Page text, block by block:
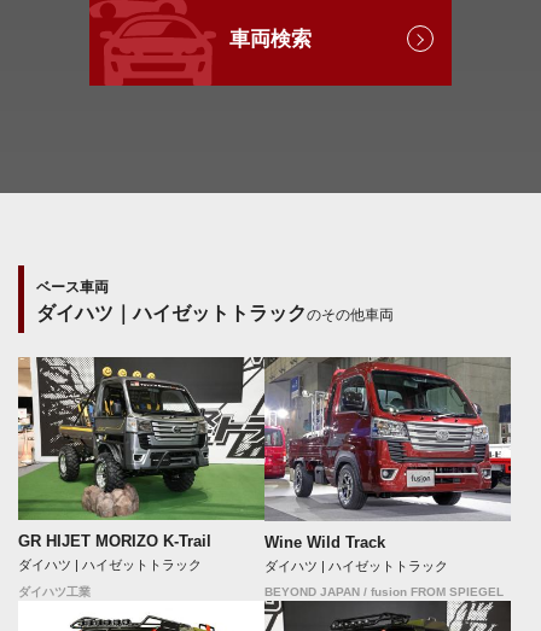
車両検索
ベース車両
ダイハツ｜ハイゼットトラックのその他車両
GR HIJET MORIZO K-Trail
ダイハツ | ハイゼットトラック
ダイハツ工業
Wine Wild Track
ダイハツ | ハイゼットトラック
BEYOND JAPAN / fusion FROM SPIEGEL